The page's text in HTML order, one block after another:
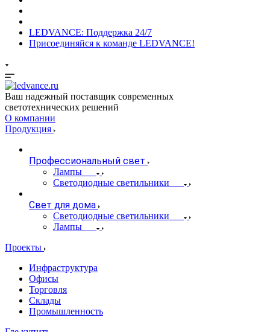
LEDVANCE: Поддержка 24/7
Присоединяйся к команде LEDVANCE!
Ваш надежный поставщик современных
светотехнических решений
О компании
Продукция
Профессиональный свет
Лампы
Светодиодные светильники
Свет для дома
Светодиодные светильники
Лампы
Проекты
Инфраструктура
Офисы
Торговля
Склады
Промышленность